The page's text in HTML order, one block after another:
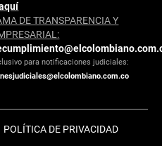
DE TRANSPARENCIA Y
para notificaciones judiciales:
POLÍTICA DE PRIVACIDAD